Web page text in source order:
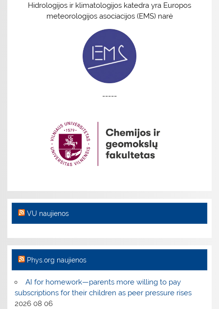
Hidrologijos ir klimatologijos katedra yra Europos
meteorologijos asociacijos (EMS) narė
-----
VU naujienos
Phys.org naujienos
AI for homework—parents more willing to pay
subscriptions for their children as peer pressure rises
2026 08 06